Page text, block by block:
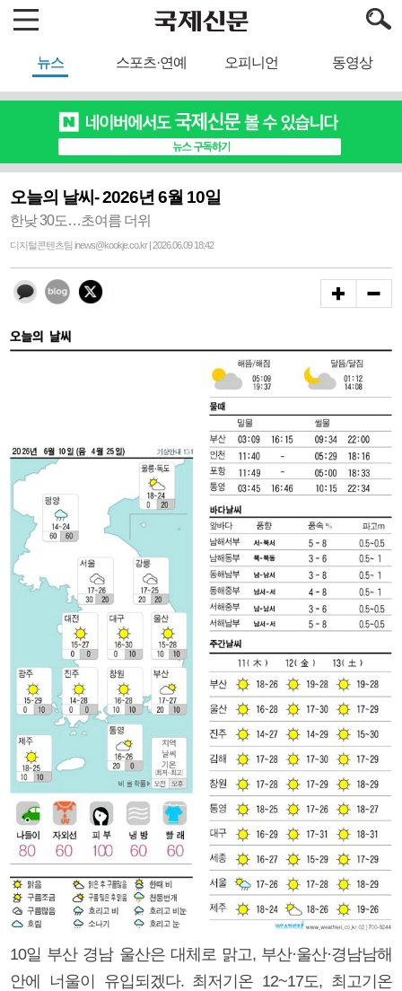
뉴스 스포츠·연예 오피니언 동영상
오늘의 날씨- 2026년 6월 10일
한낮 30도…초여름 더위
디지털콘텐츠팀 inews@kookje.co.kr | 2026.06.09 18:42
10일 부산 경남 울산은 대체로 맑고, 부산·울산·경남남해
안에 너울이 유입되겠다. 최저기온 12~17도, 최고기온